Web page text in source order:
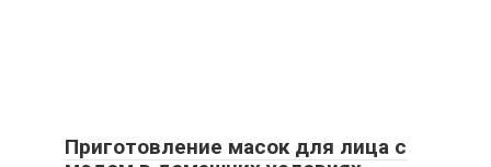
Приготовление масок для лица с